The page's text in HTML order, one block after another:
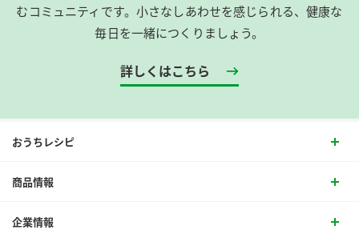
むコミュニティです。​小さなしあわせを感じられる、健康な
毎日を一緒につくりましょう。
詳しくはこちら
おうちレシピ
商品情報
企業情報